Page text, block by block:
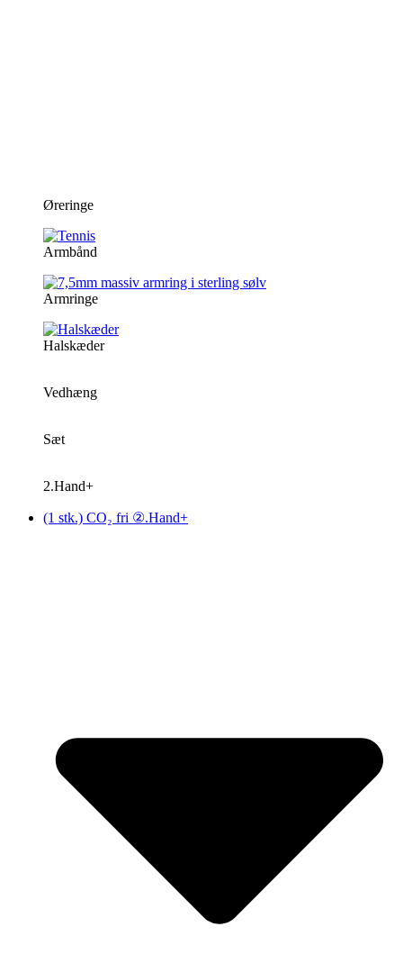
Øreringe
Armbånd
Armringe
Halskæder
Vedhæng
Sæt
2.Hand+
(1 stk.) CO₂ fri ②.Hand+